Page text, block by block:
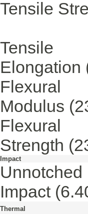
Tensile
Tensile
Elongation
Flexural
Modulus
Flexural
Strength
Impact
Unnotched
Impact
Thermal